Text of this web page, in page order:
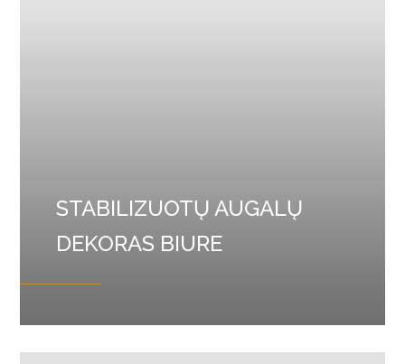
STABILIZUOTŲ AUGALŲ
DEKORAS BIURE